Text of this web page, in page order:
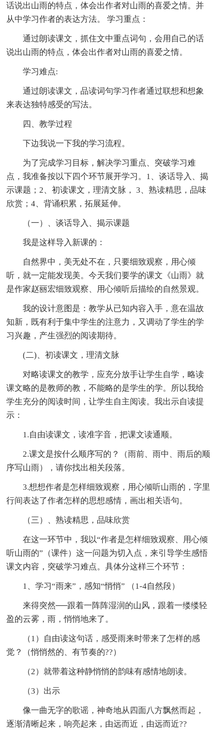
话说出山雨的特点，体会出作者对山雨的喜爱之情。并
从中学习作者的表达方法。 学习重点：
通过朗读课文，抓住文中重点词句，会用自己的话
说出山雨的特点，体会出作者对山雨的喜爱之情。
学习难点:
通过朗读课文，品读词句学习作者通过联想和想象
来表达独特感受的写法。
四、教学过程
下边我说一下我的学习流程。
为了完成学习目标，解决学习重点、突破学习难
点，我准备按以下四个环节展开学习。1、谈话导入、揭
示课题；2、初读课文，理清文脉， 3、熟读精思，品味
欣赏；4、背诵积累，拓展延伸。
（一）、谈话导入、揭示课题
我是这样导入新课的：
自然界中，美无处不在，只要细致观察，用心倾
听，就一定能发现美。今天我们要学的课文《山雨》就
是作家赵丽宏细致观察、用心倾听后描绘的自然景观。
我的设计意图是：教学从已知内容入手，意在温故
知新，既有利于集中学生的注意力，又调动了学生的学
习兴趣，产生强烈的阅读期待。
(二)、初读课文，理清文脉
对略读课文的教学，应充分放手让学生自学，略读
课文略的是教师的教，不能略的是学生的学。所以我给
学生充分的阅读时间，让学生自主阅读。我出示自读提
示：
1.自由读课文，读准字音，把课文读通顺。
2.课文是按什么顺序写的？（雨前、雨中、雨后的顺
序写山雨），请你找出相关段落。
3.想想作者是怎样细致观察，用心倾听山雨的，字里
行间表达了作者怎样的思想感情，画出相关语句。
（三）、熟读精思，品味欣赏
在这一环节中，我以“作者是怎样细致观察、用心倾
听山雨的”（课件）这一问题为切入点，来引导学生感悟
课文内容，突破学习难点。具体分这样三个环节：
1、学习“雨来”，感知“悄悄” （1-4自然段）
来得突然──跟着一阵阵湿润的山风，跟着一缕缕轻
盈的云雾，雨，悄悄地来了。
（1）自由读这句话，感受雨来时带来了怎样的感
觉？（悄悄然的、有节奏的??）
（2）就带着这种静悄悄的韵味有感情地朗读。
（3）出示
像一曲无字的歌谣，神奇地从四面八方飘然而起，
逐渐清晰起来，响亮起来，由远而近，由远而近??